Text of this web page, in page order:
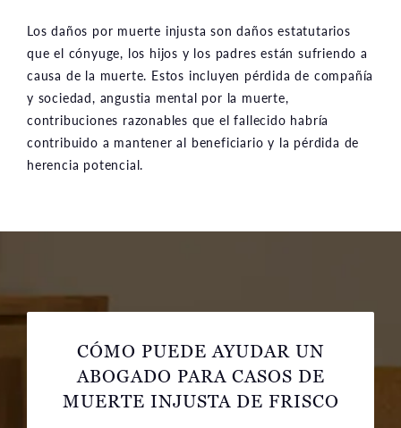
Los daños por muerte injusta son daños estatutarios
que el cónyuge, los hijos y los padres están sufriendo a
causa de la muerte. Estos incluyen pérdida de compañía
y sociedad, angustia mental por la muerte,
contribuciones razonables que el fallecido habría
contribuido a mantener al beneficiario y la pérdida de
herencia potencial.
CÓMO PUEDE AYUDAR UN
ABOGADO PARA CASOS DE
MUERTE INJUSTA DE FRISCO